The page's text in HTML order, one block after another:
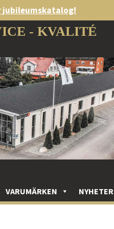
jubileumskatalog!
- KVALITÉ
VARUMÄRKEN NYHETER